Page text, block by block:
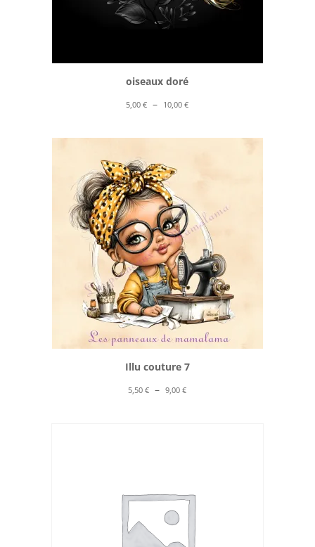
oiseaux doré
5,00€ – 10,00€Plage
prix :
Illu couture 7
5,50€ – 9,00€Plage